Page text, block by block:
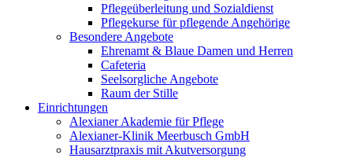
Pflegeüberleitung und Sozialdienst
Pflegekurse für pflegende Angehörige
Besondere Angebote
Ehrenamt & Blaue Damen und Herren
Cafeteria
Seelsorgliche Angebote
Raum der Stille
Einrichtungen
Alexianer Akademie für Pflege
Alexianer-Klinik Meerbusch GmbH
Hausarztpraxis mit Akutversorgung